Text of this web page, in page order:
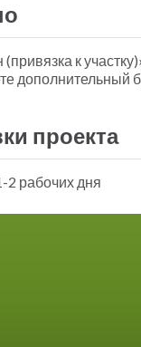
к
дополнительный
проекта
2 рабочих дня